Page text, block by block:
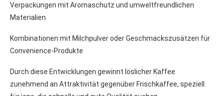
Verpackungen mit Aromaschutz und umweltfreundlichen
Materialien
Kombinationen mit Milchpulver oder Geschmackszusätzen für
Convenience-Produkte
Durch diese Entwicklungen gewinnt löslicher Kaffee
zunehmend an Attraktivität gegenüber Frischkaffee, speziell